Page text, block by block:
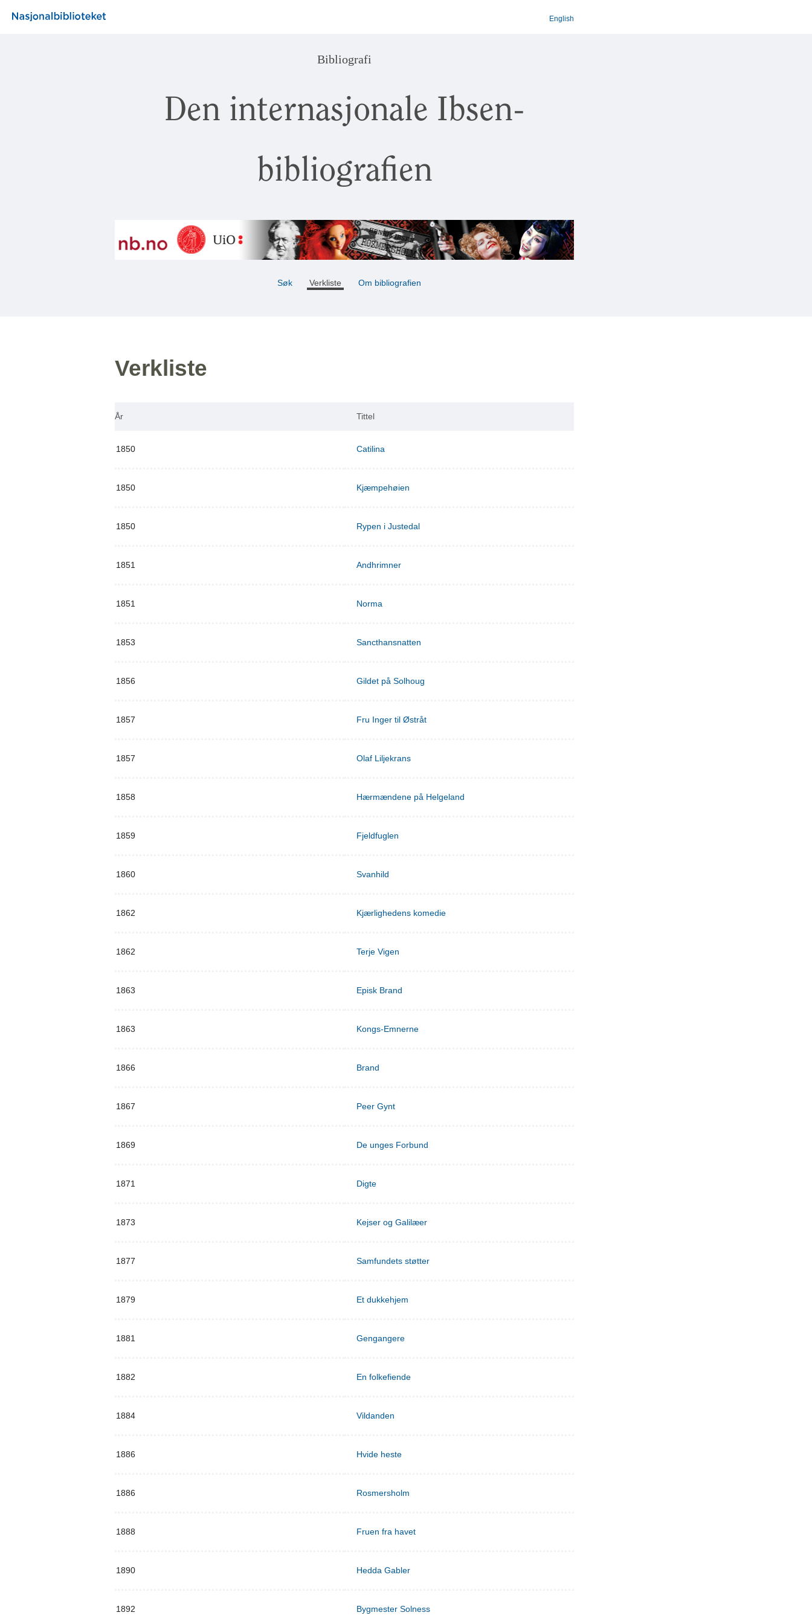
English
Bibliografi
Den internasjonale Ibsen-
bibliografien
Søk Verkliste Om bibliografien
Verkliste
År Tittel
1850 Catilina
1850 Kjæmpehøien
1850 Rypen i Justedal
1851 Andhrimner
1851 Norma
1853 Sancthansnatten
1856 Gildet på Solhoug
1857 Fru Inger til Østråt
1857 Olaf Liljekrans
1858 Hærmændene på Helgeland
1859 Fjeldfuglen
1860 Svanhild
1862 Kjærlighedens komedie
1862 Terje Vigen
1863 Episk Brand
1863 Kongs-Emnerne
1866 Brand
1867 Peer Gynt
1869 De unges Forbund
1871 Digte
1873 Kejser og Galilæer
1877 Samfundets støtter
1879 Et dukkehjem
1881 Gengangere
1882 En folkefiende
1884 Vildanden
1886 Hvide heste
1886 Rosmersholm
1888 Fruen fra havet
1890 Hedda Gabler
1892 Bygmester Solness